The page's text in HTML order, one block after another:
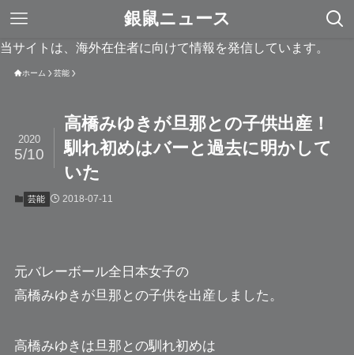
銀鼠ニュース
当サイトは、海外在住者に向けて情報を発信しています。
ホーム 芸能
高橋みゆきが旦那との子供出産！
馴れ初めはバーと過去に明かして
いた
2020
5/10
芸能 2018-07-11
元バレーボール全日本女子の
高橋みゆき が旦那との子供を出産しました。
高橋みゆきは旦那との馴れ初めは